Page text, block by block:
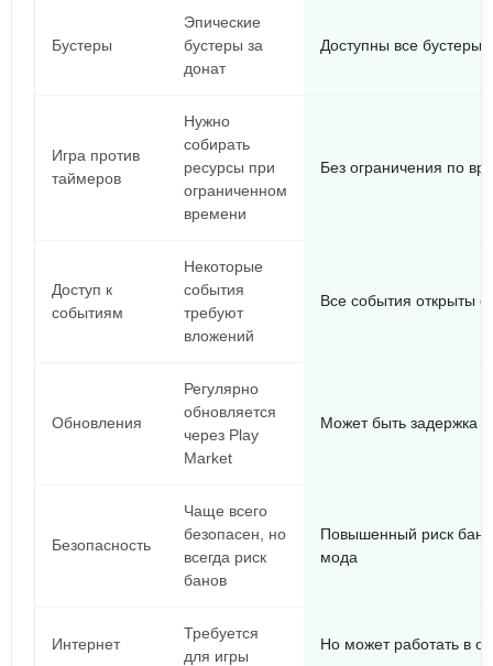
Бустеры
Эпические
бустеры за
донат
Доступны все бустеры
Игра против
таймеров
Нужно
собирать
ресурсы при
ограниченном
времени
Без ограничения по
Доступ к
событиям
Некоторые
события
требуют
вложений
Все события открыты
Обновления
Регулярно
обновляется
через Play
Market
Может быть задержка
Безопасность
Чаще всего
безопасен, но
всегда риск
банов
Повышенный риск
мода
Интернет
Требуется
для игры
Но может работать в